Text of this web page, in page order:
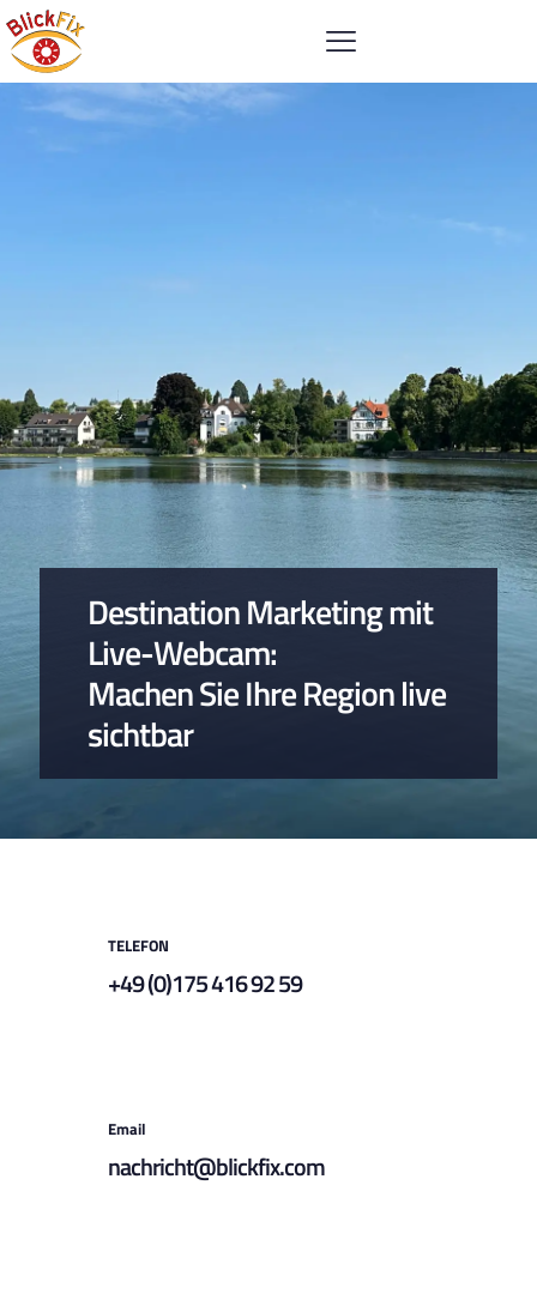
Destination Marketing mit
Live-Webcam:
Machen Sie Ihre Region live
sichtbar
TELEFON
+49 (0)175 416 92 59
Email
nachricht@blickfix.com